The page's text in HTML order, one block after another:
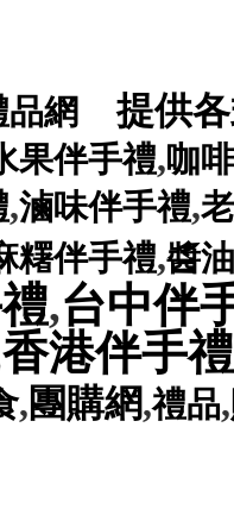
網 提供
果伴手禮,咖
,滷味伴手禮,
糬伴手禮,醬
,台中伴
香港伴手禮
,團購網,禮品,